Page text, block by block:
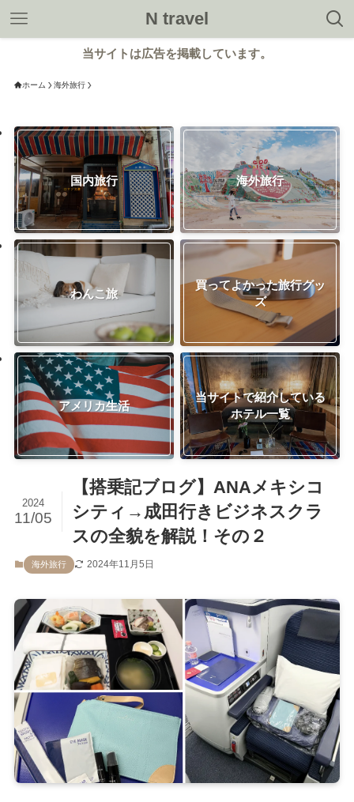
N travel
当サイトは広告を掲載しています。
ホーム 海外旅行
国内旅行 海外旅行
わんこ旅
買ってよかった旅行グッ
ズ
アメリカ生活
当サイトで紹介している
ホテル一覧
【搭乗記ブログ】ANAメキシコ
シティ→成田行きビジネスクラ
スの全貌を解説！その２
2024
11/05
海外旅行 2024年11月5日